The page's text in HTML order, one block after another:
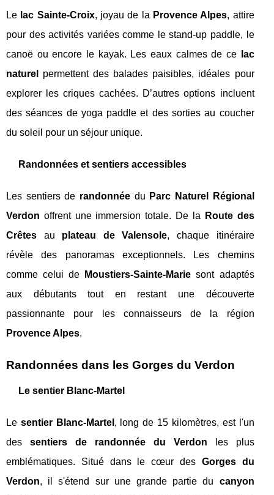
Le lac Sainte-Croix, joyau de la Provence Alpes, attire
pour des activités variées comme le stand-up paddle, le
canoë ou encore le kayak. Les eaux calmes de ce
lac
naturel
permettent des balades paisibles, idéales pour
explorer les criques cachées. D’autres options incluent
des séances de yoga paddle et des sorties au coucher
du soleil pour un séjour unique.
Randonnées et sentiers accessibles
Les sentiers de randonnéedu Parc Naturel Régional
Verdon offrent une immersion totale. De la
Route des
Crêtes au plateau de Valensole, chaque itinéraire
révèle des panoramas exceptionnels. Les chemins
comme celui de
Moustiers-Sainte-Marie sont adaptés
aux débutants tout en restant une découverte
passionnante pour les connaisseurs de la région
Provence Alpes.
Randonnées dans les Gorges du Verdon
Le sentier Blanc-Martel
Le sentier Blanc-Martel , long de 15 kilomètres, est l'un
des sentiers de randonnée du Verdon les plus
emblématiques. Situé dans le cœur des Gorges du
Verdon, il s'étend sur une grande partie du canyon